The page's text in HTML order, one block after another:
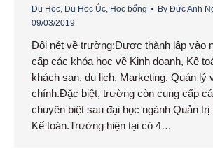
Du Học Du Học Úc Học bổng By Đức Anh
09/03/2019
Đôi nét về trường:Được thành lập vào
cấp các khóa học về Kinh doanh, Kế
khách sạn, du lịch, Marketing, Quản lý
chính.Đặc biệt, trường còn cung cấp
chuyên biệt sau đại học ngành Quản trị
Kế toán.Trường hiện tại có 4…